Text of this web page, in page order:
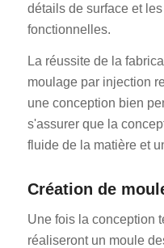
détails de surface et
fonctionnelles.
La réussite de la
moulage par injection
une conception bien
s'assurer que la
fluide de la matière et
Création de
Une fois la conception
réaliseront un moule